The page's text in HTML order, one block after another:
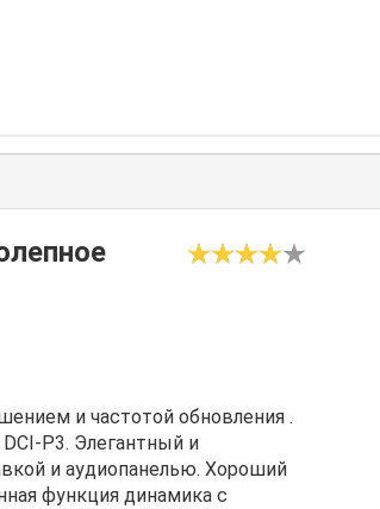
и частотой обновления .
P3. Элегантный и
и аудиопанелью. Хороший
функция динамика с